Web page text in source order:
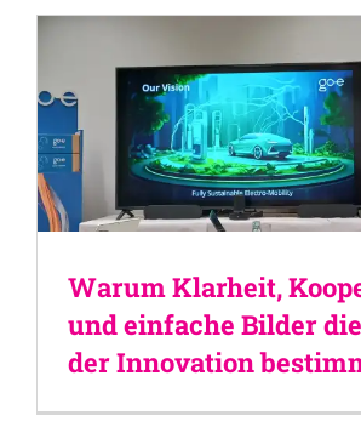
Warum Klarheit,
und einfache Bilder
der Innovation